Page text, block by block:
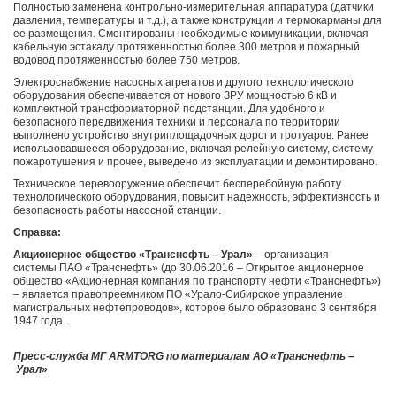
Полностью заменена контрольно-измерительная аппаратура (датчики
давления, температуры и т.д.), а также конструкции и термокарманы для
ее размещения. Смонтированы необходимые коммуникации, включая
кабельную эстакаду протяженностью более 300 метров и пожарный
водовод протяженностью более 750 метров.
Электроснабжение насосных агрегатов и другого технологического
оборудования обеспечивается от нового ЗРУ мощностью 6 кВ и
комплектной трансформаторной подстанции. Для удобного и
безопасного передвижения техники и персонала по территории
выполнено устройство внутриплощадочных дорог и тротуаров. Ранее
использовавшееся оборудование, включая релейную систему, систему
пожаротушения и прочее, выведено из эксплуатации и демонтировано.
Техническое перевооружение обеспечит бесперебойную работу
технологического оборудования, повысит надежность, эффективность и
безопасность работы насосной станции.
Справка:
Акционерное общество «Транснефть – Урал» – организация
системы ПАО «Транснефть» (до 30.06.2016 – Открытое акционерное
общество «Акционерная компания по транспорту нефти «Транснефть»)
– является правопреемником ПО «Урало-Сибирское управление
магистральных нефтепроводов», которое было образовано 3 сентября
1947 года.
Пресс-служба МГ ARMTORG по материалам АО «Транснефть –
Урал»